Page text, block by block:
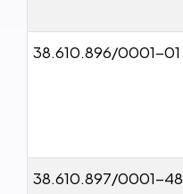
38.610.896/0001-01
38.610.897/0001-48